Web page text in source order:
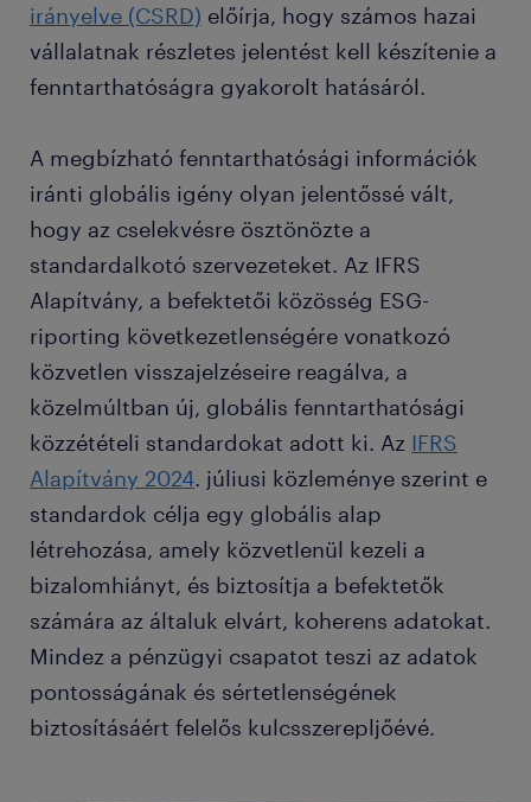
irányelve (CSRD) előírja, hogy számos hazai
vállalatnak részletes jelentést kell készítenie a
fenntarthatóságra gyakorolt hatásáról.
A megbízható fenntarthatósági információk
iránti globális igény olyan jelentőssé vált,
hogy az cselekvésre ösztönözte a
standardalkotó szervezeteket. Az IFRS
Alapítvány, a befektetői közösség ESG-
riporting következetlenségére vonatkozó
közvetlen visszajelzéseire reagálva, a
közelmúltban új, globális fenntarthatósági
közzétételi standardokat adott ki. Az IFRS
Alapítvány 2024. júliusi közleménye szerint e
standardok célja egy globális alap
létrehozása, amely közvetlenül kezeli a
bizalomhiányt, és biztosítja a befektetők
számára az általuk elvárt, koherens adatokat.
Mindez a pénzügyi csapatot teszi az adatok
pontosságának és sértetlenségének
biztosításáért felelős kulcsszerepljőévé.